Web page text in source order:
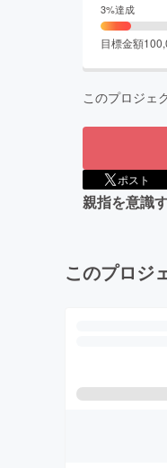
3%達成
目標金額
このプロジェ
ポスト
親指を意識
このプロジ